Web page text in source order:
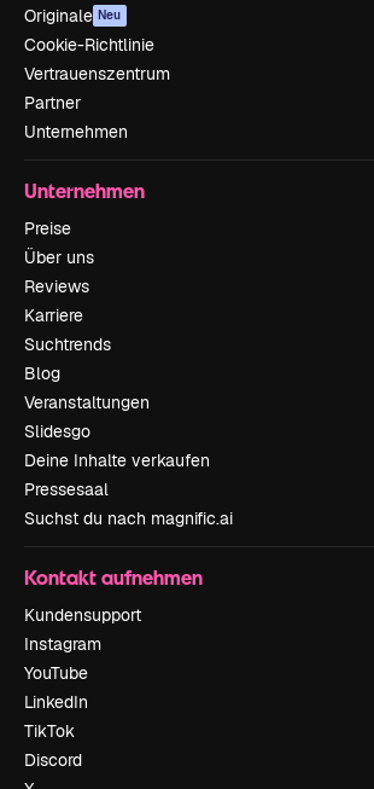
Originale Neu
Cookie-Richtlinie
Vertrauenszentrum
Partner
Unternehmen
Unternehmen
Preise
Über uns
Reviews
Karriere
Suchtrends
Blog
Veranstaltungen
Slidesgo
Deine Inhalte verkaufen
Pressesaal
Suchst du nach magnific.ai
Kontakt aufnehmen
Kundensupport
Instagram
YouTube
LinkedIn
TikTok
Discord